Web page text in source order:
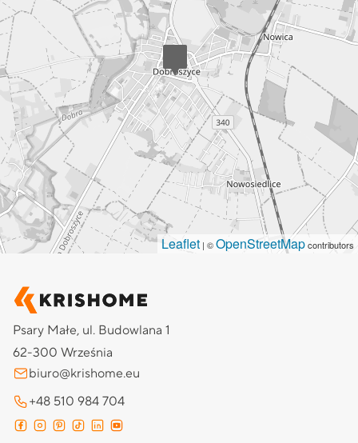
Leaflet | ©OpenStreetMapcontributors
Psary Małe, ul. Budowlana 1
62-300 Września
biuro@krishome.eu
+48 510 984 704